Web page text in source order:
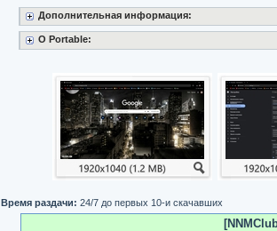
Дополнительная информация:
О Portable:
Время раздачи: 24/7 до первых 10-и скачавших